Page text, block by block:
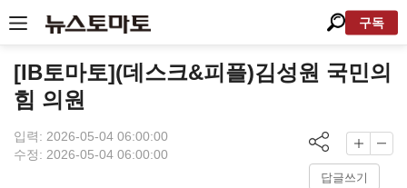
구독
[IB토마토](데스크&피플)김성원 국민의
힘 의원
입력: 2026-05-04 06:00:00
수정: 2026-05-04 06:00:00
답글쓰기